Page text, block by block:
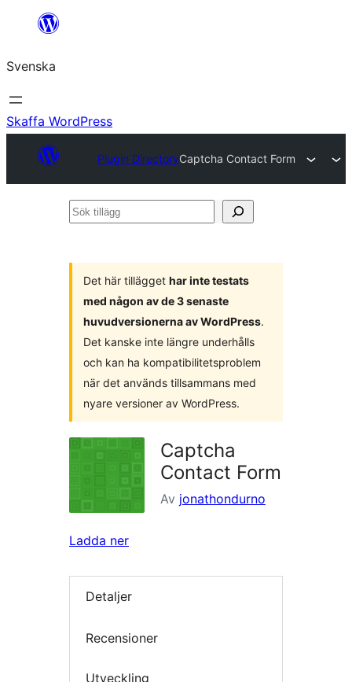
Hoppa
innehåll
Svenska
Skaffa WordPress
Plugin DirectoryCaptcha Contact Form
Sök
Det här tillägget har inte testats
med någon av de 3 senaste
huvudversionerna av WordPress.
Det kanske inte längre underhålls
och kan ha kompatibilitetsproblem
när det används tillsammans med
nyare versioner av WordPress.
Captcha
Contact Form
Av jonathondurno
Ladda ner
Detaljer
Recensioner
Utveckling